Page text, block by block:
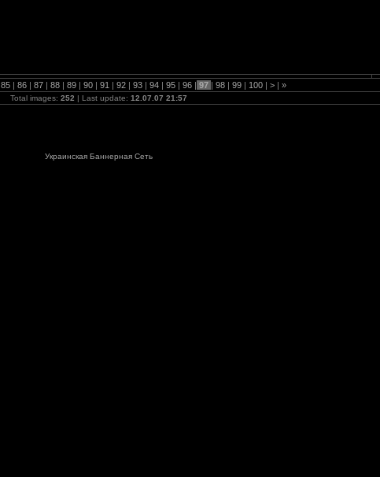
85 | 86 | 87 | 88 | 89 | 90 | 91 | 92 | 93 | 94 | 95 | 96 | 97 | 98 | 99 | 100 | > | »
Total images: 252 | Last update: 12.07.07 21:57
Украинская Баннерная Сеть